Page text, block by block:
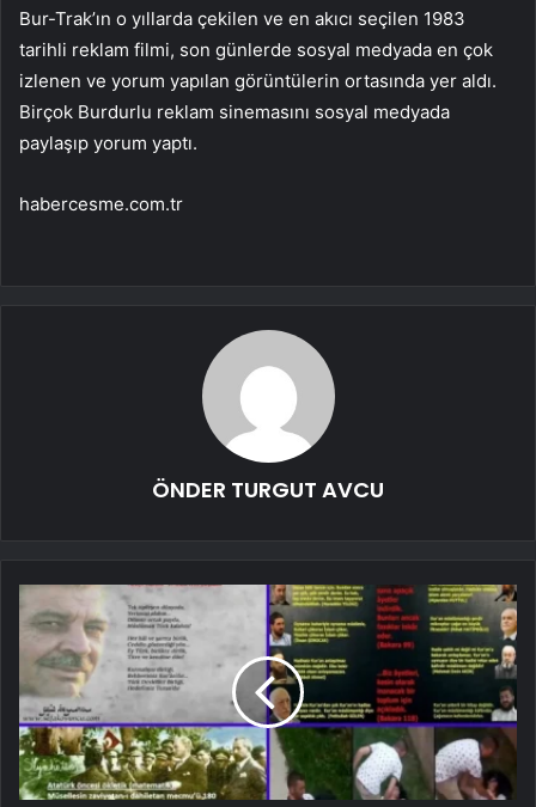
Bur-Trak’ın o yıllarda çekilen ve en akıcı seçilen 1983
tarihli reklam filmi, son günlerde sosyal medyada en çok
izlenen ve yorum yapılan görüntülerin ortasında yer aldı.
Birçok Burdurlu reklam sinemasını sosyal medyada
paylaşıp yorum yaptı.
habercesme.com.tr
ÖNDER TURGUT AVCU